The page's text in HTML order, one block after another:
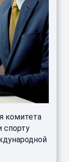
комитета
спорту